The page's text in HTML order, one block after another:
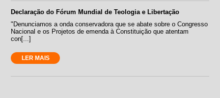
Declaração do Fórum Mundial de Teologia e Libertação
"Denunciamos a onda conservadora que se abate sobre o Congresso
Nacional e os Projetos de emenda à Constituição que atentam
con[...]
LER MAIS